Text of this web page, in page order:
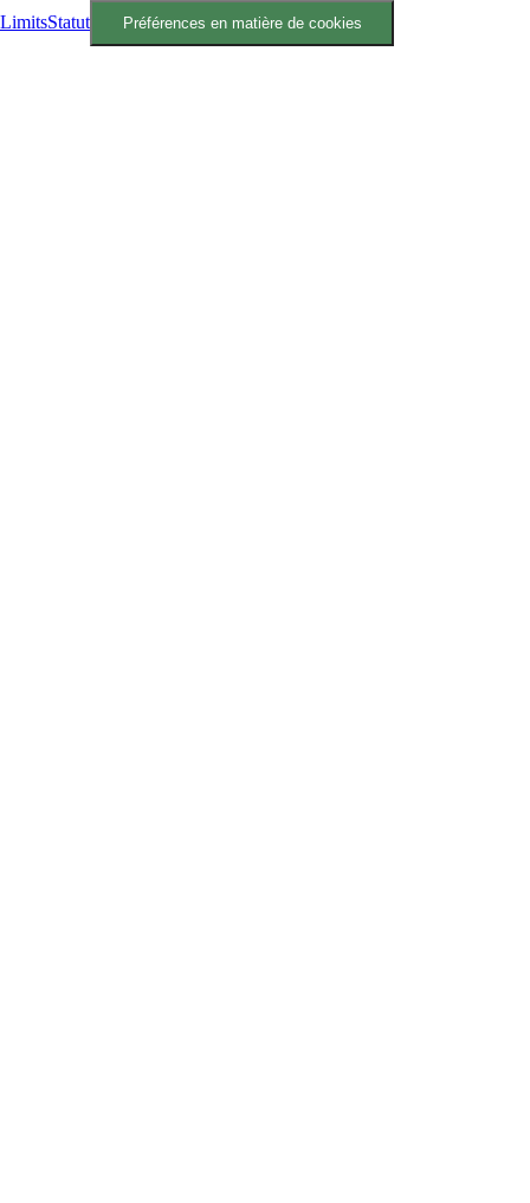
LimitsStatut Préférences en matière de cookies